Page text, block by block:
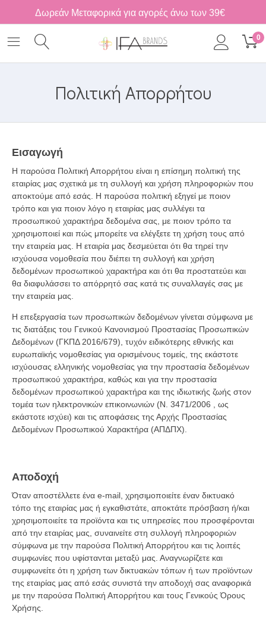
Δωρεάν Μεταφορικά για αγορές άνω των 39€
0
Πολιτική Απορρήτου
Εισαγωγή
Η παρούσα Πολιτική Απορρήτου είναι η επίσημη πολιτική της
εταιρίας μας σχετικά με τη συλλογή και χρήση πληροφοριών που
αποκτούμε από εσάς. Η παρούσα πολιτική εξηγεί με ποιον
τρόπο και για ποιον λόγο η εταιρίας μας συλλέγει τα
προσωπικού χαρακτήρα δεδομένα σας, με ποιον τρόπο τα
χρησιμοποιεί και πώς μπορείτε να ελέγξετε τη χρήση τους από
την εταιρεία μας. Η εταιρία μας δεσμεύεται ότι θα τηρεί την
ισχύουσα νομοθεσία που διέπει τη συλλογή και χρήση
δεδομένων προσωπικού χαρακτήρα και ότι θα προστατεύει και
θα διαφυλάσσει το απόρρητό σας κατά τις συναλλαγές σας με
την εταιρεία μας.
Η επεξεργασία των προσωπικών δεδομένων γίνεται σύμφωνα με
τις διατάξεις του Γενικού Κανονισμού Προστασίας Προσωπικών
Δεδομένων (ΓΚΠΔ 2016/679), τυχόν ειδικότερης εθνικής και
ευρωπαϊκής νομοθεσίας για ορισμένους τομείς, της εκάστοτε
ισχύουσας ελληνικής νομοθεσίας για την προστασία δεδομένων
προσωπικού χαρακτήρα, καθώς και για την προστασία
δεδομένων προσωπικού χαρακτήρα και της ιδιωτικής ζωής στον
τομέα των ηλεκτρονικών επικοινωνιών (Ν. 3471/2006 , ως
εκάστοτε ισχύει) και τις αποφάσεις της Αρχής Προστασίας
Δεδομένων Προσωπικού Χαρακτήρα (ΑΠΔΠΧ).
Αποδοχή
Όταν αποστέλλετε ένα e-mail, χρησιμοποιείτε έναν δικτυακό
τόπο της εταιρίας μας ή εγκαθιστάτε, αποκτάτε πρόσβαση ή/και
χρησιμοποιείτε τα προϊόντα και τις υπηρεσίες που προσφέρονται
από την εταιρίας μας, συναινείτε στη συλλογή πληροφοριών
σύμφωνα με την παρούσα Πολιτική Απορρήτου και τις λοιπές
συμφωνίες που υφίστανται μεταξύ μας. Αναγνωρίζετε και
συμφωνείτε ότι η χρήση των δικτυακών τόπων ή των προϊόντων
της εταιρίας μας από εσάς συνιστά την αποδοχή σας αναφορικά
με την παρούσα Πολιτική Απορρήτου και τους Γενικούς Όρους
Χρήσης.